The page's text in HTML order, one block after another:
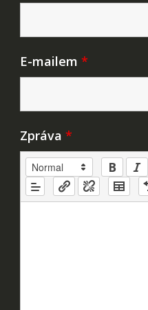
E-mailem *
Zpráva *